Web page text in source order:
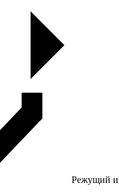
Режущий